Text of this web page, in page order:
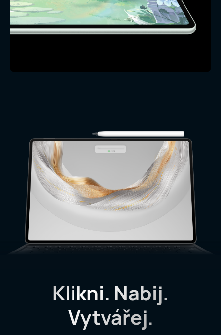
Klikni. Nabij.
Vytvářej.